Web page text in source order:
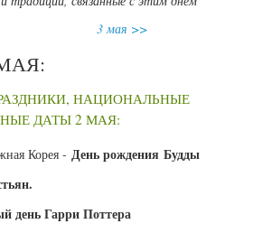
3 мая >>
НАЦИОНАЛЬНЫЕ
ДАТЫ 2 МАЯ:
Корея - День рождения Будды
день Гарри Поттера